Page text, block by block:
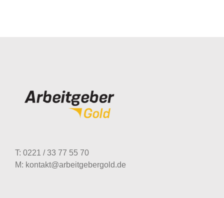
T: 0221 / 33 77 55 70
M: kontakt@arbeitgebergold.de